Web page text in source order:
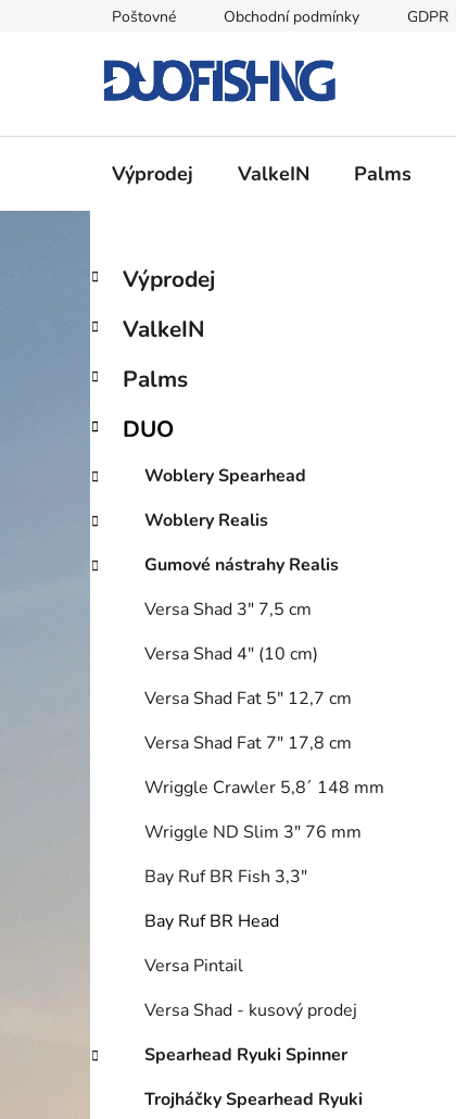
Poštovné Obchodní podmínky GDPR
Výprodej ValkeIN Palms
P
s
r
n
n
í
p
n
Přeskočit
kategorie
K
a
e
o
i
Výprodej
ValkeIN
Palms
DUO
Woblery Spearhead
Woblery Realis
Gumové nástrahy Realis
Versa Shad 3" 7,5 cm
Versa Shad 4" (10 cm)
Versa Shad Fat 5" 12,7 cm
Versa Shad Fat 7" 17,8 cm
Wriggle Crawler 5,8´ 148 mm
Wriggle ND Slim 3" 76 mm
Bay Ruf BR Fish 3,3"
Bay Ruf BR Head
Versa Pintail
Versa Shad - kusový prodej
Spearhead Ryuki Spinner
Trojháčky Spearhead Ryuki